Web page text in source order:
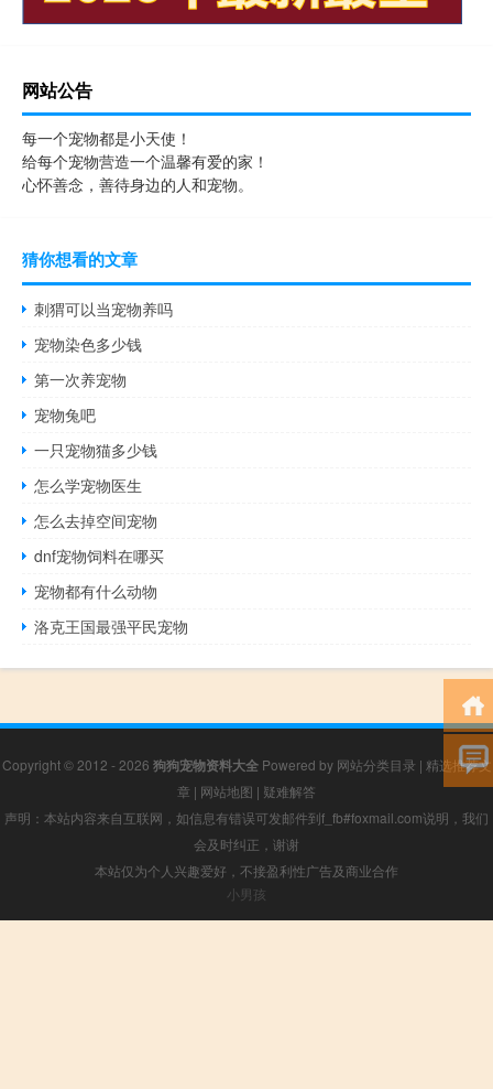
网站公告
每一个宠物都是小天使！
给每个宠物营造一个温馨有爱的家！
心怀善念，善待身边的人和宠物。
猜你想看的文章
刺猬可以当宠物养吗
宠物染色多少钱
第一次养宠物
宠物兔吧
一只宠物猫多少钱
怎么学宠物医生
怎么去掉空间宠物
dnf宠物饲料在哪买
宠物都有什么动物
洛克王国最强平民宠物
Copyright © 2012 - 2026 狗狗宠物资料大全Powered by 网站分类目录 | 精选推荐文
章 | 网站地图 | 疑难解答
声明：本站内容来自互联网，如信息有错误可发邮件到f_fb#foxmail.com说明，我们
会及时纠正，谢谢
本站仅为个人兴趣爱好，不接盈利性广告及商业合作
小男孩